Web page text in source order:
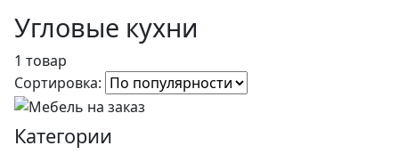
Угловые кухни
1 товар
Сортировка:
Категории